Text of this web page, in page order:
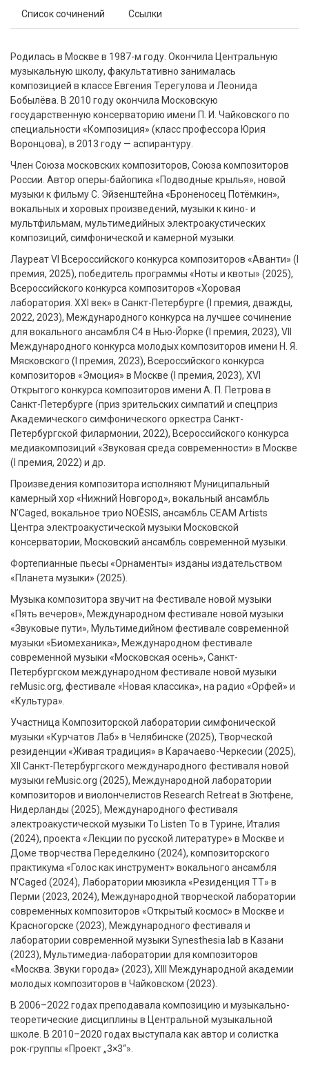
Список сочинений Ссылки
Родилась в Москве в 1987-м году. Окончила Центральную
музыкальную школу, факультативно занималась
композицией в классе Евгения Терегулова и Леонида
Бобылёва. В 2010 году окончила Московскую
государственную консерваторию имени П. И. Чайковского по
специальности «Композиция» (класс профессора Юрия
Воронцова), в 2013 году — аспирантуру.
Член Союза московских композиторов, Союза композиторов
России. Автор оперы-байопика «Подводные крылья», новой
музыки к фильму С. Эйзенштейна «Броненосец Потёмкин»,
вокальных и хоровых произведений, музыки к кино- и
мультфильмам, мультимедийных электроакустических
композиций, симфонической и камерной музыки.
Лауреат VI Всероссийского конкурса композиторов «Аванти» (I
премия, 2025), победитель программы «Ноты и квоты» (2025),
Всероссийского конкурса композиторов «Хоровая
лаборатория. XXI век» в Санкт-Петербурге (I премия, дважды,
2022, 2023), Международного конкурса на лучшее сочинение
для вокального ансамбля C4 в Нью-Йорке (I премия, 2023), VII
Международного конкурса молодых композиторов имени Н. Я.
Мясковского (I премия, 2023), Всероссийского конкурса
композиторов «Эмоция» в Москве (I премия, 2023), XVI
Открытого конкурса композиторов имени А. П. Петрова в
Санкт-Петербурге (приз зрительских симпатий и спецприз
Академического симфонического оркестра Санкт-
Петербургской филармонии, 2022), Всероссийского конкурса
медиакомпозиций «Звуковая среда современности» в Москве
(I премия, 2022) и др.
Произведения композитора исполняют Муниципальный
камерный хор «Нижний Новгород», вокальный ансамбль
N’Caged, вокальное трио NOĒSIS, ансамбль CEAM Artists
Центра электроакустической музыки Московской
консерватории, Московский ансамбль современной музыки.
Фортепианные пьесы «Орнаменты» изданы издательством
«Планета музыки» (2025).
Музыка композитора звучит на Фестивале новой музыки
«Пять вечеров», Международном фестивале новой музыки
«Звуковые пути», Мультимедийном фестивале современной
музыки «Биомеханика», Международном фестивале
современной музыки «Московская осень», Санкт-
Петербургском международном фестивале новой музыки
reMusic.org, фестивале «Новая классика», на радио «Орфей» и
«Культура».
Участница Композиторской лаборатории симфонической
музыки «Курчатов Лаб» в Челябинске (2025), Творческой
резиденции «Живая традиция» в Карачаево-Черкесии (2025),
XII Санкт-Петербургского международного фестиваля новой
музыки reMusic.org (2025), Международной лаборатории
композиторов и виолончелистов Research Retreat в Зютфене,
Нидерланды (2025), Международного фестиваля
электроакустической музыки To Listen To в Турине, Италия
(2024), проекта «Лекции по русской литературе» в Москве и
Доме творчества Переделкино (2024), композиторского
практикума «Голос как инструмент» вокального ансамбля
N’Caged (2024), Лаборатории мюзикла «Резиденция ТТ» в
Перми (2023, 2024), Международной творческой лаборатории
современных композиторов «Открытый космос» в Москве и
Красногорске (2023), Международного фестиваля и
лаборатории современной музыки Synesthesia lab в Казани
(2023), Мультимедиа-лаборатории для композиторов
«Москва. Звуки города» (2023), XIII Международной академии
молодых композиторов в Чайковском (2023).
В 2006–2022 годах преподавала композицию и музыкально-
теоретические дисциплины в Центральной музыкальной
школе. В 2010–2020 годах выступала как автор и солистка
рок-группы «Проект „3×3“».